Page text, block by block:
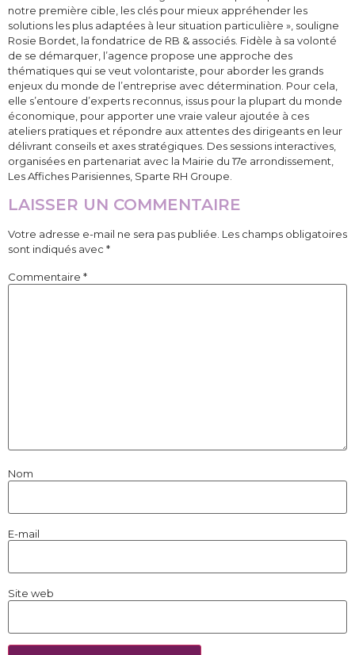
notre première cible, les clés pour mieux appréhender les
solutions les plus adaptées à leur situation particulière », souligne
Rosie Bordet, la fondatrice de RB & associés. Fidèle à sa volonté
de se démarquer, l’agence propose une approche des
thématiques qui se veut volontariste, pour aborder les grands
enjeux du monde de l’entreprise avec détermination. Pour cela,
elle s’entoure d’experts reconnus, issus pour la plupart du monde
économique, pour apporter une vraie valeur ajoutée à ces
ateliers pratiques et répondre aux attentes des dirigeants en leur
délivrant conseils et axes stratégiques. Des sessions interactives,
organisées en partenariat avec la Mairie du 17e arrondissement,
Les Affiches Parisiennes, Sparte RH Groupe.
LAISSER UN COMMENTAIRE
Votre adresse e-mail ne sera pas publiée. Les champs obligatoires
sont indiqués avec *
Commentaire *
Nom
E-mail
Site web